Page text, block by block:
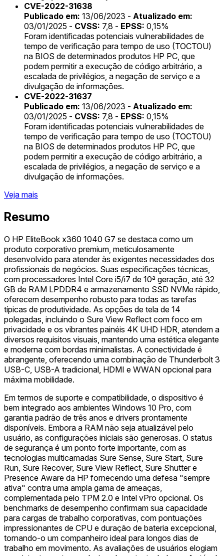
CVE-2022-31638
Publicado em: 13/06/2023 - Atualizado em:
03/01/2025 - CVSS: 7,8 - EPSS: 0,15%
Foram identificadas potenciais vulnerabilidades de
tempo de verificação para tempo de uso (TOCTOU)
na BIOS de determinados produtos HP PC, que
podem permitir a execução de código arbitrário, a
escalada de privilégios, a negação de serviço e a
divulgação de informações.
CVE-2022-31637
Publicado em: 13/06/2023 - Atualizado em:
03/01/2025 - CVSS: 7,8 - EPSS: 0,15%
Foram identificadas potenciais vulnerabilidades de
tempo de verificação para tempo de uso (TOCTOU)
na BIOS de determinados produtos HP PC, que
podem permitir a execução de código arbitrário, a
escalada de privilégios, a negação de serviço e a
divulgação de informações.
Veja mais
Resumo
O HP EliteBook x360 1040 G7 se destaca como um
produto corporativo premium, meticulosamente
desenvolvido para atender às exigentes necessidades dos
profissionais de negócios. Suas especificações técnicas,
com processadores Intel Core i5/i7 de 10ª geração, até 32
GB de RAM LPDDR4 e armazenamento SSD NVMe rápido,
oferecem desempenho robusto para todas as tarefas
típicas de produtividade. As opções de tela de 14
polegadas, incluindo o Sure View Reflect com foco em
privacidade e os vibrantes painéis 4K UHD HDR, atendem a
diversos requisitos visuais, mantendo uma estética elegante
e moderna com bordas minimalistas. A conectividade é
abrangente, oferecendo uma combinação de Thunderbolt 3
USB-C, USB-A tradicional, HDMI e WWAN opcional para
máxima mobilidade.
Em termos de suporte e compatibilidade, o dispositivo é
bem integrado aos ambientes Windows 10 Pro, com
garantia padrão de três anos e drivers prontamente
disponíveis. Embora a RAM não seja atualizável pelo
usuário, as configurações iniciais são generosas. O status
de segurança é um ponto forte importante, com as
tecnologias multicamadas Sure Sense, Sure Start, Sure
Run, Sure Recover, Sure View Reflect, Sure Shutter e
Presence Aware da HP fornecendo uma defesa "sempre
ativa" contra uma ampla gama de ameaças,
complementada pelo TPM 2.0 e Intel vPro opcional. Os
benchmarks de desempenho confirmam sua capacidade
para cargas de trabalho corporativas, com pontuações
impressionantes de CPU e duração de bateria excepcional,
tornando-o um companheiro ideal para longos dias de
trabalho em movimento. As avaliações de usuários elogiam